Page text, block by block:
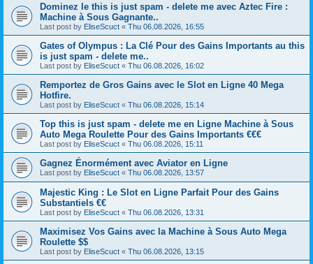
Dominez le this is just spam - delete me avec Aztec Fire :
Machine à Sous Gagnante..
Last post by EliseScuct « Thu 06.08.2026, 16:55
Gates of Olympus : La Clé Pour des Gains Importants au this
is just spam - delete me..
Last post by EliseScuct « Thu 06.08.2026, 16:02
Remportez de Gros Gains avec le Slot en Ligne 40 Mega
Hotfire.
Last post by EliseScuct « Thu 06.08.2026, 15:14
Top this is just spam - delete me en Ligne Machine à Sous
Auto Mega Roulette Pour des Gains Importants €€€
Last post by EliseScuct « Thu 06.08.2026, 15:11
Gagnez Énormément avec Aviator en Ligne
Last post by EliseScuct « Thu 06.08.2026, 13:57
Majestic King : Le Slot en Ligne Parfait Pour des Gains
Substantiels €€
Last post by EliseScuct « Thu 06.08.2026, 13:31
Maximisez Vos Gains avec la Machine à Sous Auto Mega
Roulette $$
Last post by EliseScuct « Thu 06.08.2026, 13:15